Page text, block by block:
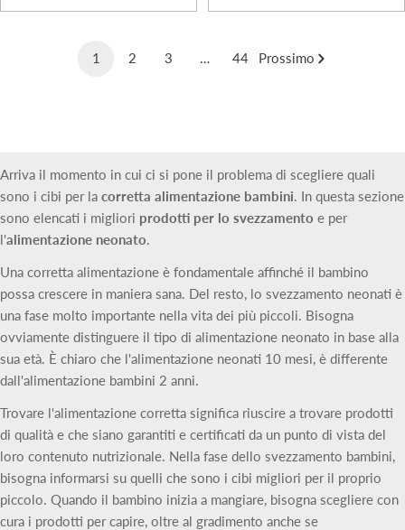
1 2 3 … 44 Prossimo
Arriva il momento in cui ci si pone il problema di scegliere quali
sono i cibi per la corretta alimentazione bambini. In questa sezione
sono elencati i migliori prodotti per lo svezzamento e per
l'alimentazione neonato.
Una corretta alimentazione è fondamentale affinché il bambino
possa crescere in maniera sana. Del resto, lo svezzamento neonati è
una fase molto importante nella vita dei più piccoli. Bisogna
ovviamente distinguere il tipo di alimentazione neonato in base alla
sua età. È chiaro che l'alimentazione neonati 10 mesi, è differente
dall'alimentazione bambini 2 anni.
Trovare l'alimentazione corretta significa riuscire a trovare prodotti
di qualità e che siano garantiti e certificati da un punto di vista del
loro contenuto nutrizionale. Nella fase dello svezzamento bambini,
bisogna informarsi su quelli che sono i cibi migliori per il proprio
piccolo. Quando il bambino inizia a mangiare, bisogna scegliere con
cura i prodotti per capire, oltre al gradimento anche se